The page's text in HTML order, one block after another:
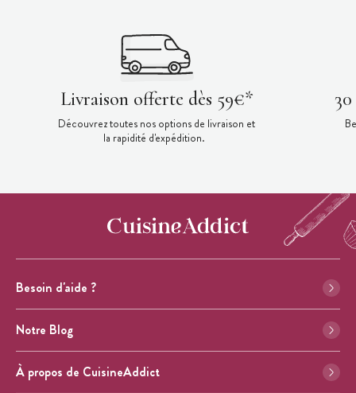
Livraison offerte dès 59€*
Découvrez toutes nos options de livraison et
la rapidité d'expédition.
Besoin d'aide ?
Notre Blog
À propos de CuisineAddict